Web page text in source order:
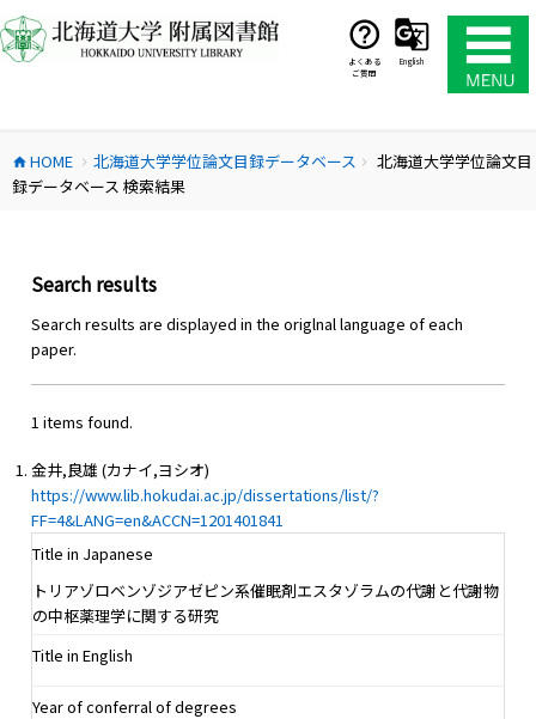
ン
テ
ス
キ
よくある
ご質問
English
home HOME chevron_right 北海道大学学位論文目録データベース chevron_right
北海道大学学位論文目
録データベース 検索結果
Search results
Search results are displayed in the origlnal language of each
paper.
1 items found.
金井,良雄 (カナイ,ヨシオ)
https://www.lib.hokudai.ac.jp/dissertations/list/?
FF=4&LANG=en&ACCN=1201401841
Title in Japanese
トリアゾロベンゾジアゼピン系催眠剤エスタゾラムの代謝と代謝物
の中枢薬理学に関する研究
Title in English
Year of conferral of degrees